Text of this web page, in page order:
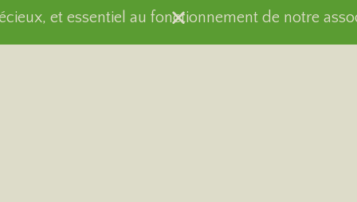
et essentiel au fonctionnement de notre